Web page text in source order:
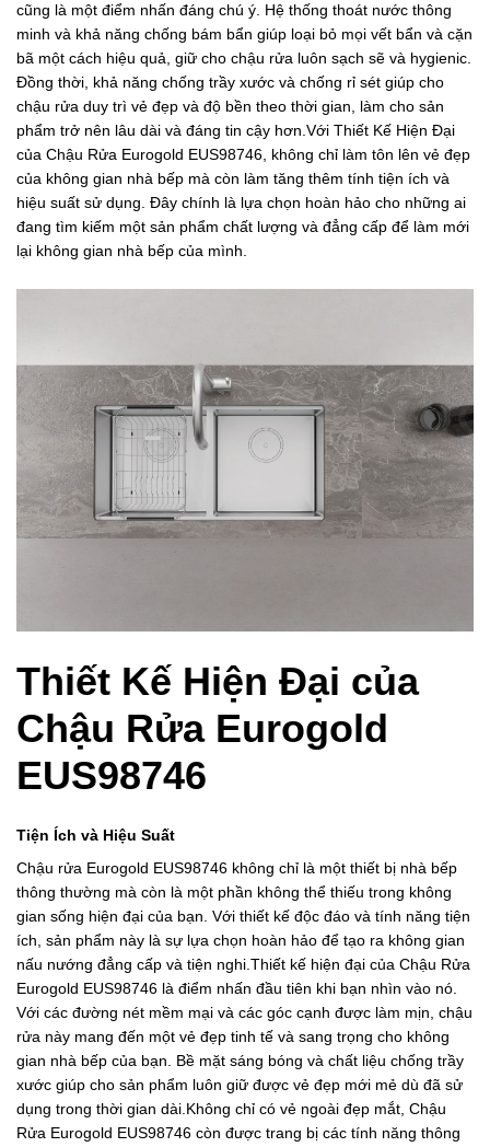
cũng là một điểm nhấn đáng chú ý. Hệ thống thoát nước thông
minh và khả năng chống bám bẩn giúp loại bỏ mọi vết bẩn và cặn
bã một cách hiệu quả, giữ cho chậu rửa luôn sạch sẽ và hygienic.
Đồng thời, khả năng chống trầy xước và chống rỉ sét giúp cho
chậu rửa duy trì vẻ đẹp và độ bền theo thời gian, làm cho sản
phẩm trở nên lâu dài và đáng tin cậy hơn.Với Thiết Kế Hiện Đại
của Chậu Rửa Eurogold EUS98746, không chỉ làm tôn lên vẻ đẹp
của không gian nhà bếp mà còn làm tăng thêm tính tiện ích và
hiệu suất sử dụng. Đây chính là lựa chọn hoàn hảo cho những ai
đang tìm kiếm một sản phẩm chất lượng và đẳng cấp để làm mới
lại không gian nhà bếp của mình.
Thiết Kế Hiện Đại của
Chậu Rửa Eurogold
EUS98746
Tiện Ích và Hiệu Suất
Chậu rửa Eurogold EUS98746 không chỉ là một thiết bị nhà bếp
thông thường mà còn là một phần không thể thiếu trong không
gian sống hiện đại của bạn. Với thiết kế độc đáo và tính năng tiện
ích, sản phẩm này là sự lựa chọn hoàn hảo để tạo ra không gian
nấu nướng đẳng cấp và tiện nghi.Thiết kế hiện đại của Chậu Rửa
Eurogold EUS98746 là điểm nhấn đầu tiên khi bạn nhìn vào nó.
Với các đường nét mềm mại và các góc cạnh được làm mịn, chậu
rửa này mang đến một vẻ đẹp tinh tế và sang trọng cho không
gian nhà bếp của bạn. Bề mặt sáng bóng và chất liệu chống trầy
xước giúp cho sản phẩm luôn giữ được vẻ đẹp mới mẻ dù đã sử
dụng trong thời gian dài.Không chỉ có vẻ ngoài đẹp mắt, Chậu
Rửa Eurogold EUS98746 còn được trang bị các tính năng thông